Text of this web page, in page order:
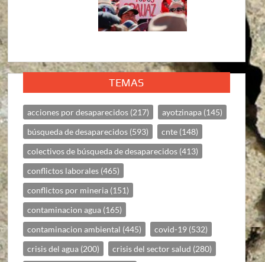
TEMAS
acciones por desaparecidos (217) ayotzinapa (145)
búsqueda de desaparecidos (593) cnte (148)
colectivos de búsqueda de desaparecidos (413)
conflictos laborales (465)
conflictos por mineria (151)
contaminacion agua (165)
contaminacion ambiental (445) covid-19 (532)
crisis del agua (200) crisis del sector salud (280)